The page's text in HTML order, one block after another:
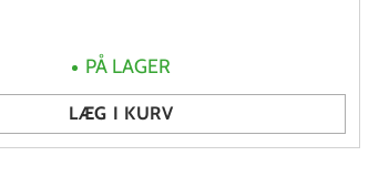
PÅ LAGER
LÆG I KURV